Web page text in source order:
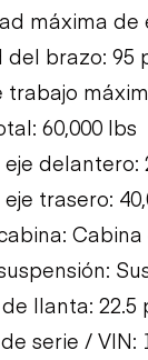
máxima de
del brazo: 95
trabajo
60,000 lbs
delantero:
trasero:
Cabina
llanta: 22.5
serie / VIN: